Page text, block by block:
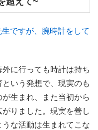
ですが、腕時計をして
外に行っても時計は持ち
いう発想で、現実のも
生まれ、また当初から
りました。現実を善し
な活動は生まれてこな